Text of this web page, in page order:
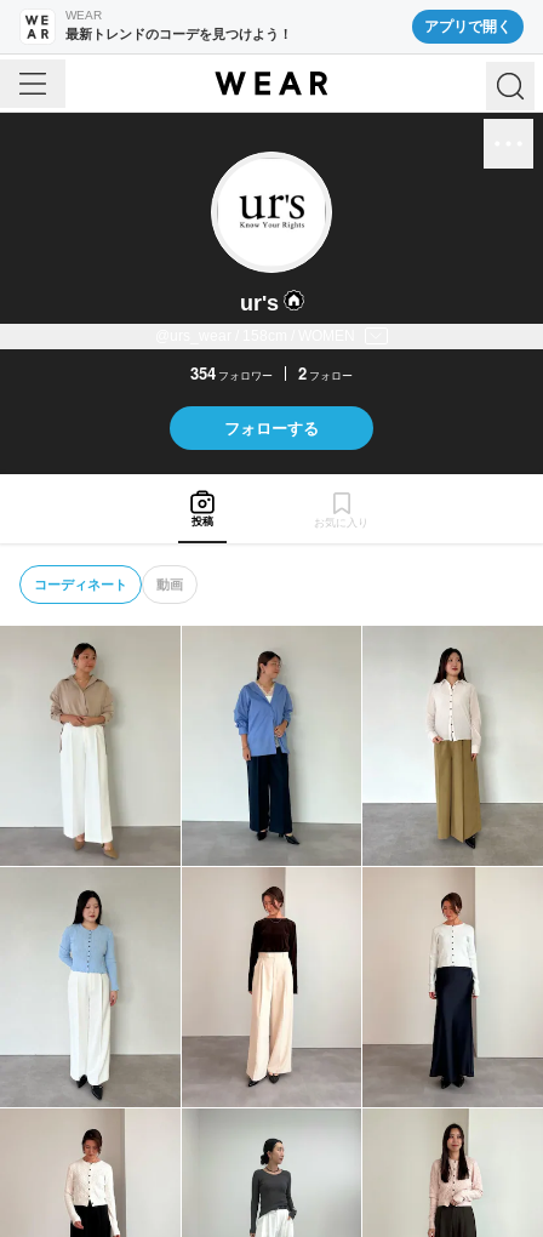
WEAR
最新トレンドのコーデを見つけよう！ アプリで開く
ur's
354 フォロワー 2 フォロー
フォローする
投稿 お気に入り
コーディネート 動画